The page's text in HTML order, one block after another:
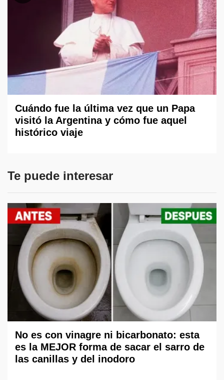
Cuándo fue la última vez que un Papa
visitó la Argentina y cómo fue aquel
histórico viaje
Te puede interesar
No es con vinagre ni bicarbonato: esta
es la MEJOR forma de sacar el sarro de
las canillas y del inodoro